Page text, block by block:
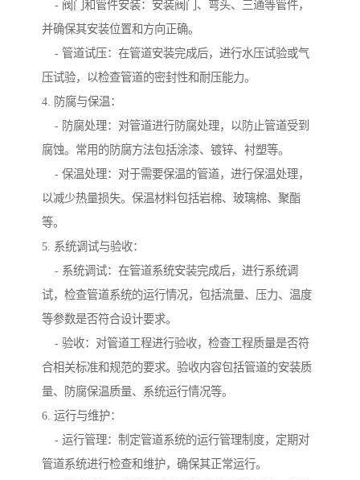
- 阀门和管件安装：安装阀门、弯头、三通等管件，
并确保其安装位置和方向正确。
- 管道试压：在管道安装完成后，进行水压试验或气
压试验，以检查管道的密封性和耐压能力。
4. 防腐与保温：
- 防腐处理：对管道进行防腐处理，以防止管道受到
腐蚀。常用的防腐方法包括涂漆、镀锌、衬塑等。
- 保温处理：对于需要保温的管道，进行保温处理，
以减少热量损失。保温材料包括岩棉、玻璃棉、聚酯
等。
5. 系统调试与验收：
- 系统调试：在管道系统安装完成后，进行系统调
试，检查管道系统的运行情况，包括流量、压力、温度
等参数是否符合设计要求。
- 验收：对管道工程进行验收，检查工程质量是否符
合相关标准和规范的要求。验收内容包括管道的安装质
量、防腐保温质量、系统运行情况等。
6. 运行与维护：
- 运行管理：制定管道系统的运行管理制度，定期对
管道系统进行检查和维护，确保其正常运行。